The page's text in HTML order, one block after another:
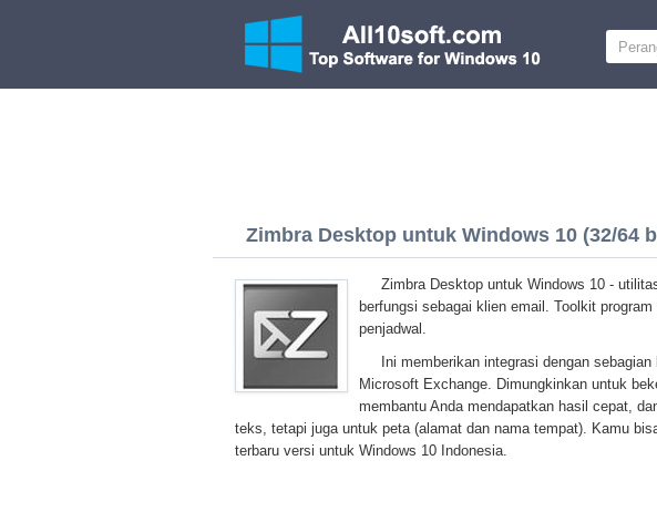
Zimbra Desktop untuk Windows 10 (32/64
Zimbra Desktop untuk Windows 10 -
berfungsi sebagai klien email. Toolkit
penjadwal.
Ini memberikan integrasi dengan
Microsoft Exchange. Dimungkinkan untuk
membantu Anda mendapatkan hasil cepat,
teks, tetapi juga untuk peta (alamat dan nama tempat). Kamu
terbaru versi untuk Windows 10 Indonesia.